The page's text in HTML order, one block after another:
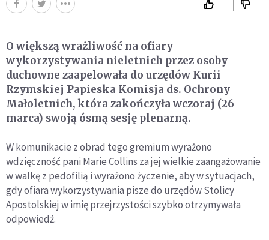
O większą wrażliwość na ofiary
wykorzystywania nieletnich przez osoby
duchowne zaapelowała do urzędów Kurii
Rzymskiej Papieska Komisja ds. Ochrony
Małoletnich, która zakończyła wczoraj (26
marca) swoją ósmą sesję plenarną.
W komunikacie z obrad tego gremium wyrażono
wdzięczność pani Marie Collins za jej wielkie zaangażowanie
w walkę z pedofilią i wyrażono życzenie, aby w sytuacjach,
gdy ofiara wykorzystywania pisze do urzędów Stolicy
Apostolskiej w imię przejrzystości szybko otrzymywała
odpowiedź.